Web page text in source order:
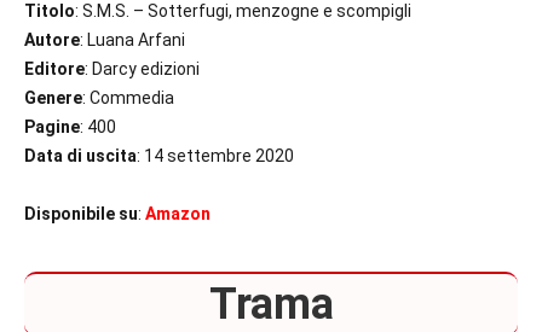
Titolo: S.M.S. – Sotterfugi, menzogne e scompigli
Autore: Luana Arfani
Editore: Darcy edizioni
Genere: Commedia
Pagine: 400
Data di uscita: 14 settembre 2020
Disponibile su: Amazon
Trama